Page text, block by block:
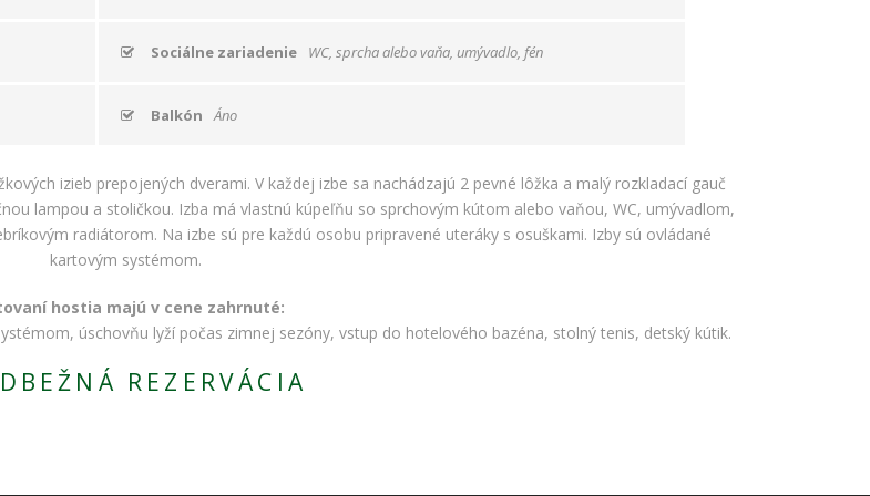
Sociálne zariadenie WC, sprcha alebo vaňa, umývadlo, fén
Balkón Áno
izieb prepojených dverami. V každej izbe sa nachádzajú 2 pevné lôžka a malý rozkladací gauč
lampou a stoličkou. Izba má vlastnú kúpeľňu so sprchovým kútom alebo vaňou, WC, umývadlom,
radiátorom. Na izbe sú pre každú osobu pripravené uteráky s osuškami. Izby sú ovládané
kartovým systémom.
hostia majú v cene zahrnuté:
úschovňu lyží počas zimnej sezóny, vstup do hotelového bazéna, stolný tenis, detský kútik.
REZERVÁCIA
používajú
mohli
zhromažďujú
informácie
anonymne.
Účel: analýza
obsahu;
Právny
súhlas